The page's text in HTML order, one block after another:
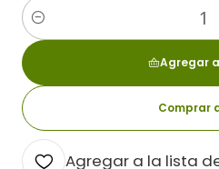
Cantidad
Agregar
Comprar
Agregar a la lista